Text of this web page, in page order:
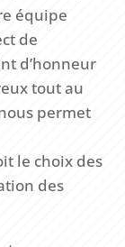
équipe
de
d’honneur
tout au
permet
le choix des
des